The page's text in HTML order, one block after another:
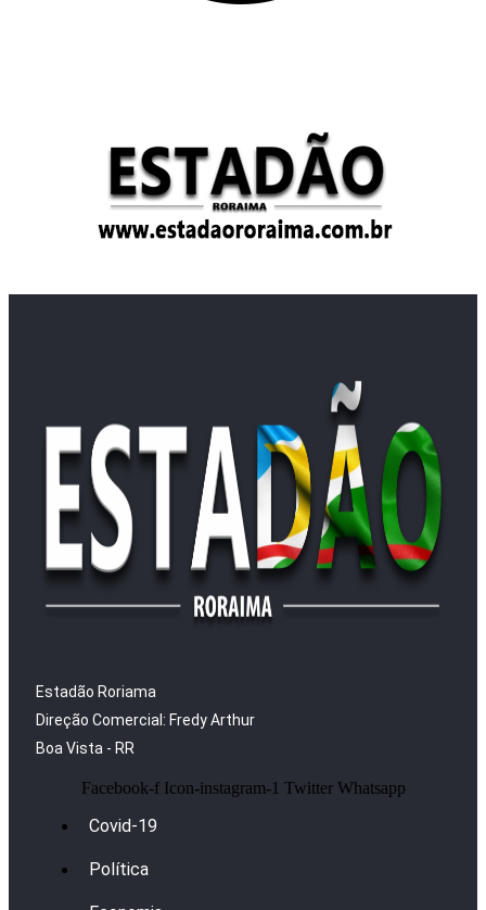
Estadão Roriama
Direção Comercial: Fredy Arthur
Boa Vista - RR
Facebook-f Icon-instagram-1 Twitter Whatsapp
Covid-19
Política